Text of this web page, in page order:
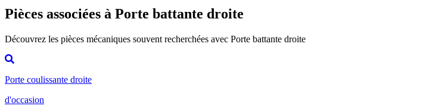
Pièces associées à Porte battante droite
Découvrez les pièces mécaniques souvent recherchées avec Porte battante droite
Porte coulissante droite
d'occasion